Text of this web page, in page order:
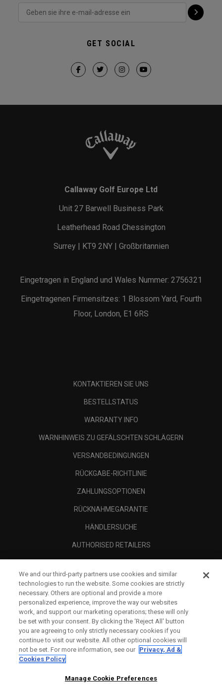
GET SOCIAL
Callaway Golf Europe Ltd
Unit 27 Barwell Business Park
Leatherhead Road Chessington
Surrey | KT9 2NY | Großbritannien
Eingetragen in England und Wales Nummer: 2756321
Eingetragenen Firmensitzes: 1 Blossom Yard, Fourth
Floor, London, E1 6RS
KONTAKTIEREN SIE UNS
BESTELLSTATUS
WARRANTY INFO
WARNHINWEIS ZU GEFÄLSCHTEN SCHLÄGERN
VERSANDBEDINGUNGEN
RÜCKGABE-RICHTLINIE
ZAHLUNGSOPTIONEN
RÜCKNAHMEGARANTIE
HÄNDLERSUCHE
AUTHORISED RETAILERS
UNTERNEHMENSPROFIL
RECHTLICHES-
We and our third-party partners use cookies and similar
technologies to run the website. Some cookies are strictly
necessary. Others are optional and provide a more
personalized experience, improve the way our websites
work, and support our marketing operations; these will only
be set with your consent. By clicking the ‘Reject All' button
you are agreeing to only strictly necessary cookies if you
continue to visit our website. All other optional cookies will
not be set. For more information, see our Privacy, Ad &
Cookies Policy
Manage Cookie Preferences